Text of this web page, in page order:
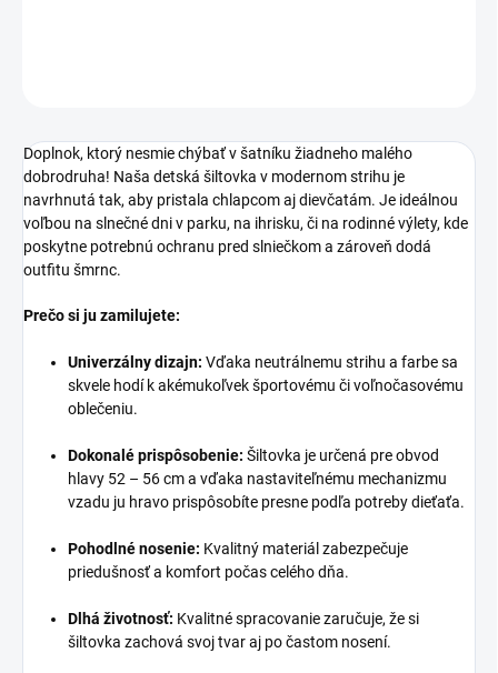
Doplnok, ktorý nesmie chýbať v šatníku žiadneho malého
dobrodruha! Naša detská šiltovka v modernom strihu je
navrhnutá tak, aby pristala chlapcom aj dievčatám. Je ideálnou
voľbou na slnečné dni v parku, na ihrisku, či na rodinné výlety, kde
poskytne potrebnú ochranu pred slniečkom a zároveň dodá
outfitu šmrnc.
Prečo si ju zamilujete:
Univerzálny dizajn: Vďaka neutrálnemu strihu a farbe sa
skvele hodí k akémukoľvek športovému či voľnočasovému
oblečeniu.
Dokonalé prispôsobenie: Šiltovka je určená pre obvod
hlavy 52 – 56 cm a vďaka nastaviteľnému mechanizmu
vzadu ju hravo prispôsobíte presne podľa potreby dieťaťa.
Pohodlné nosenie: Kvalitný materiál zabezpečuje
priedušnosť a komfort počas celého dňa.
Dlhá životnosť: Kvalitné spracovanie zaručuje, že si
šiltovka zachová svoj tvar aj po častom nosení.